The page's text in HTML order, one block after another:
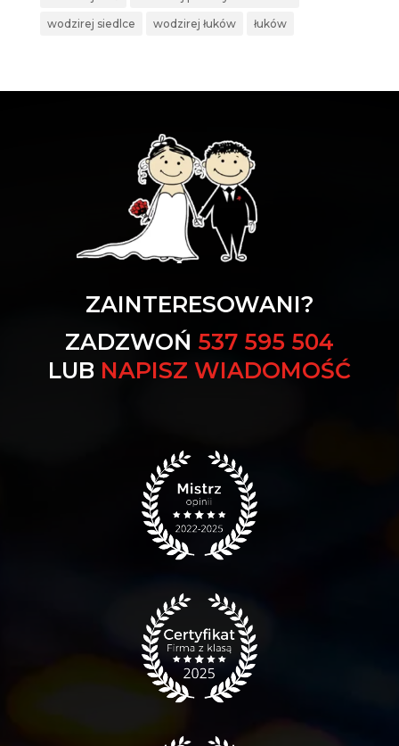
wodzirej siedlce wodzirej łuków łuków
ZAINTERESOWANI?
ZADZWOŃ 537 595 504
LUB NAPISZ WIADOMOŚĆ